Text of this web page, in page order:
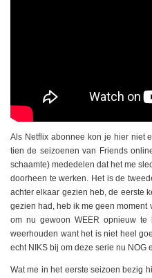
Als Netflix abonnee kon je hier niet
tien de seizoenen van Friends
schaamte) mededelen dat het me
doorheen te werken. Het is de
achter elkaar gezien heb, de eerste
gezien had, heb ik me geen moment
om nu gewoon WEER opnieuw
weerhouden want het is niet heel
echt NIKS bij om deze serie nu NOG
Wat me in het eerste seizoen bezig